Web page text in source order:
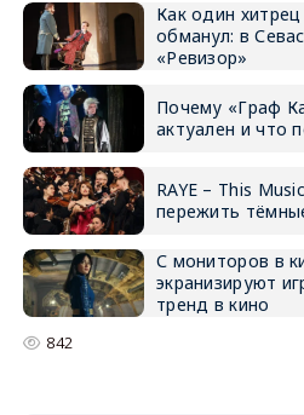
Как один
обманул: в
«Ревизор»
Почему «Граф
актуален и что
RAYE – This
пережить
С мониторов в
экранизируют
тренд в кино
842